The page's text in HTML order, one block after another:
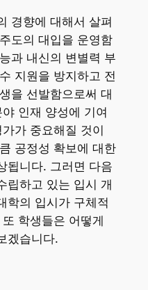
경향에 대해서 살펴
도의 대입을 운영함
과 내신의 변별력 부
지원을 방지하고 전
을 선발함으로써 대
인재 양성에 기여
가 중요해질 것이
공정성 확보에 대한
됩니다. 그러면 다음
립하고 있는 입시 개
학의 입시가 구체적
학생들은 어떻게
겠습니다.